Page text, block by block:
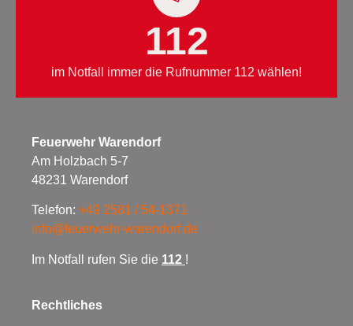
112
im Notfall immer die Rufnummer 112 wählen!
Feuerwehr Warendorf
Am Holzbach 5-7
48231 Warendorf
Telefon: +49 2581 / 54-1371
info@feuerwehr-warendorf.de
Im Notfall rufen Sie die 112 !
Rechtliches